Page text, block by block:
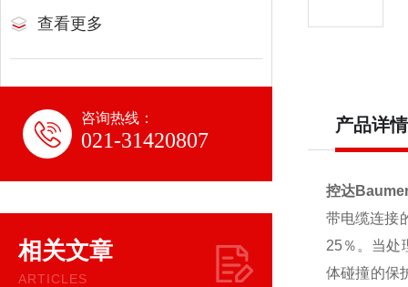
查看更多
咨询热线：
021-31420807
相关文章
ARTICLES
产品详情
控达
带电缆连接
25％。 当处
体碰撞的保